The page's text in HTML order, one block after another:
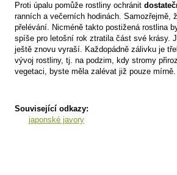
Proti úpalu pomůže rostliny ochránit
ranních a večerních hodinách. Samozřejmě,
přelévání. Nicméně takto postižená rostlina
spíše pro letošní rok ztratila část své krásy.
ještě znovu vyraší. Každopádně zálivku je
vývoj rostliny, tj. na podzim, kdy stromy
vegetaci, byste měla zalévat již pouze mírně.
Související odkazy:
japonské javory